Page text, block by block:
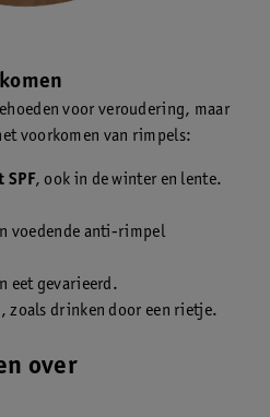
voor veroudering, maar
voorkomen van rimpels:
SPF, ook in de winter en lente.
voedende anti-rimpel
eet gevarieerd.
, zoals drinken door een rietje.
over